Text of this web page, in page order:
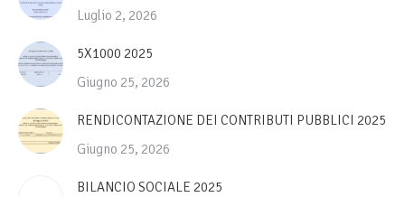
Luglio 2, 2026
5X1000 2025
Giugno 25, 2026
RENDICONTAZIONE DEI CONTRIBUTI PUBBLICI 2025
Giugno 25, 2026
BILANCIO SOCIALE 2025